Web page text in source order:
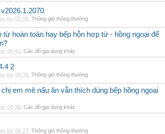
lúc 01:08 Thông gió thông thường
từ hoàn toàn hay bếp hỗn hợp từ - hồng ngoại để
00:43 Các đồ gia dụng khác
2
lúc 00:39 Thông gió thông thường
em mê nấu ăn vẫn thích dùng bếp hồng ngoại
00:38 Các đồ gia dụng khác
lúc 00:27 Thông gió thông thường